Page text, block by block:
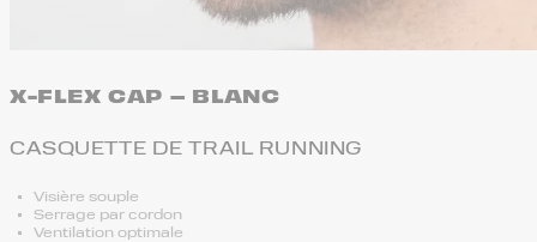
X-FLEX CAP – BLANC
CASQUETTE DE TRAIL RUNNING
Visière souple
Serrage par cordon
Ventilation optimale